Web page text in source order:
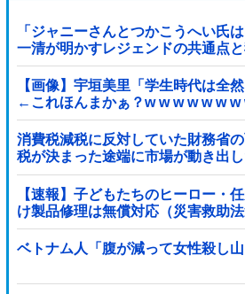
「ジャニーさんとつかこうへい氏
一清が明かすレジェンドの共通点
【画像】宇垣美里「学生時代は全
←これほんまかぁ？w w w w w w w
消費税減税に反対していた財務省
税が決まった途端に市場が動き出
【速報】子どもたちのヒーロー・
け製品修理は無償対応（災害救助
5000万円寄付
ベトナム人「腹が減って女性殺し山